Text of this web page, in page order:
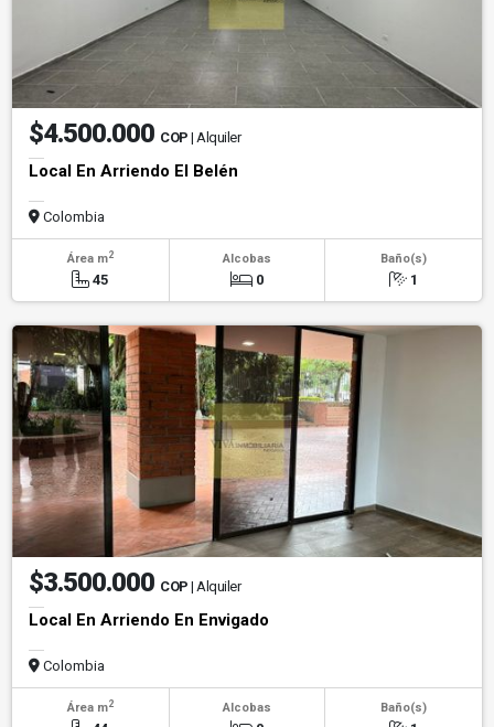
$4.500.000 COP | Alquiler
Local En Arriendo El Belén
Colombia
Área m2
45
Alcobas
0
Baño(s)
1
$3.500.000 COP | Alquiler
Local En Arriendo En Envigado
Colombia
Área m2 Alcobas Baño(s)